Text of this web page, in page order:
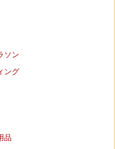
ソン
ング
品